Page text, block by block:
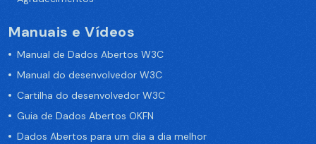
Manuais e Vídeos
Manual de Dados Abertos W3C
Manual do desenvolvedor W3C
Cartilha do desenvolvedor W3C
Guia de Dados Abertos OKFN
Dados Abertos para um dia a dia melhor